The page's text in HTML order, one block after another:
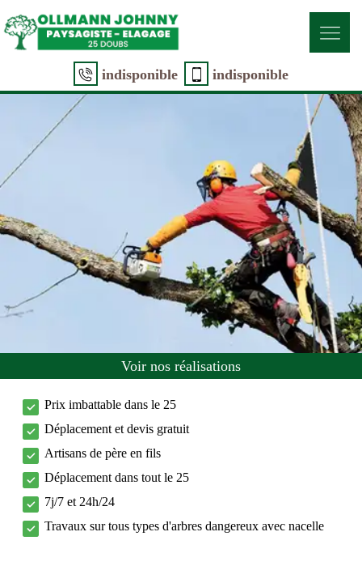
indisponible indisponible
Voir nos réalisations
Prix imbattable dans le 25
Déplacement et devis gratuit
Artisans de père en fils
Déplacement dans tout le 25
7j/7 et 24h/24
Travaux sur tous types d'arbres dangereux avec nacelle